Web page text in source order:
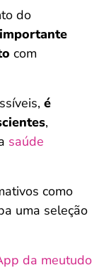
do
importante
com
é
,
saúde
como
uma seleção
da meutudo